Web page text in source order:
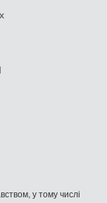
у тому числі